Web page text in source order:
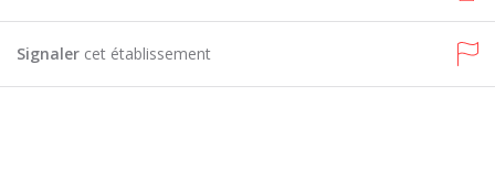
Signaler cet établissement